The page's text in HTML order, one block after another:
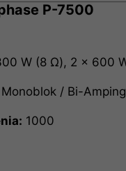
P-7500
W (8 Ω), 2 × 600
/ Bi-Amping
1000